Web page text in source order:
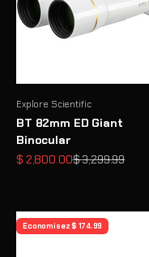
Explore Scientific
BT 82mm ED Giant
Binocular
Prix de vente
$ 2,800.00Prix normal
$ 3,299.99
Economisez $ 174.99